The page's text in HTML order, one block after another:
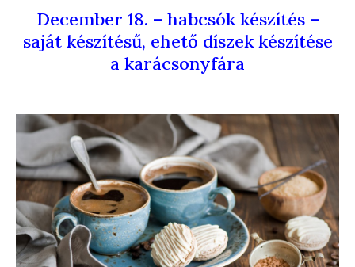
December 18. – habcsók készítés –
saját készítésű, ehető díszek készítése
a karácsonyfára